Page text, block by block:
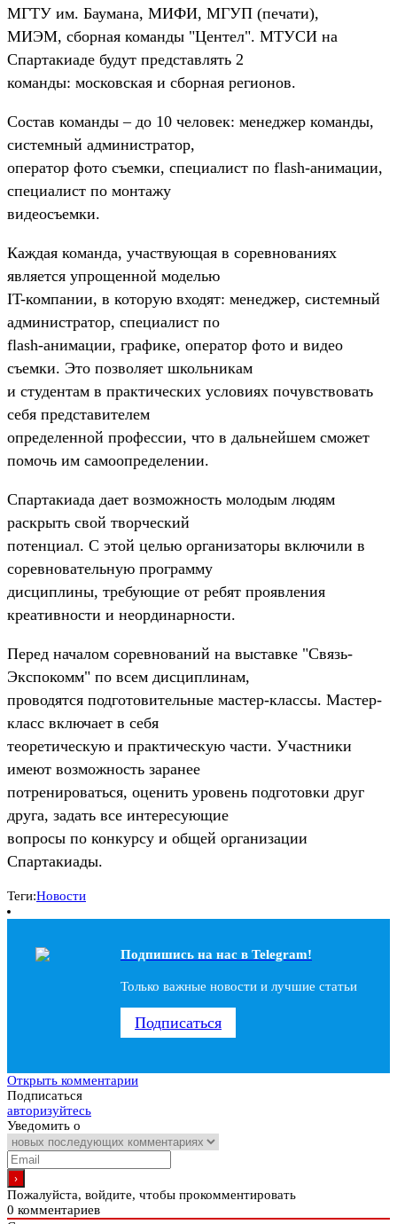
МГТУ им. Баумана, МИФИ, МГУП (печати),
МИЭМ, сборная команды "Центел". МТУСИ на
Спартакиаде будут представлять 2
команды: московская и сборная регионов.
Состав команды – до 10 человек: менеджер команды,
системный администратор,
оператор фото съемки, специалист по flash-анимации,
специалист по монтажу
видеосъемки.
Каждая команда, участвующая в соревнованиях
является упрощенной моделью
IT-компании, в которую входят: менеджер, системный
администратор, специалист по
flash-анимации, графике, оператор фото и видео
съемки. Это позволяет школьникам
и студентам в практических условиях почувствовать
себя представителем
определенной профессии, что в дальнейшем сможет
помочь им самоопределении.
Спартакиада дает возможность молодым людям
раскрыть свой творческий
потенциал. С этой целью организаторы включили в
соревновательную программу
дисциплины, требующие от ребят проявления
креативности и неординарности.
Перед началом соревнований на выставке "Связь-
Экспокомм" по всем дисциплинам,
проводятся подготовительные мастер-классы. Мастер-
класс включает в себя
теоретическую и практическую части. Участники
имеют возможность заранее
потренироваться, оценить уровень подготовки друг
друга, задать все интересующие
вопросы по конкурсу и общей организации
Спартакиады.
Теги:Новости
Подпишись на наc в Telegram!
Только важные новости и лучшие статьи
Подписаться
Открыть комментарии
Подписаться
авторизуйтесь
Уведомить о
Пожалуйста, войдите, чтобы прокомментировать
0 комментариев